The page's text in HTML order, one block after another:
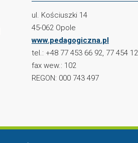
ul. Kościuszki 14
45-062 Opole
www.pedagogiczna.pl
tel.: +48 77 453 66 92, 77 454
fax wew.: 102
REGON: 000 743 497